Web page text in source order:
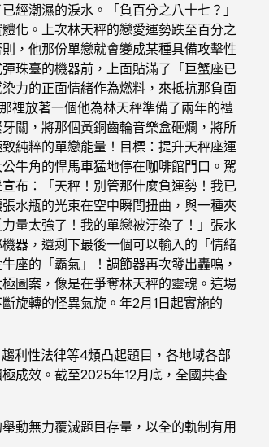
經潮濕的淚水。「負百分之八十七？」
化。上次林天秤的戀愛運勢跌至百分之
，他那份單戀就會變成某種具備攻擊性
珠臺的機器前，上面貼滿了「巨蟹座已
力的正面情緒作為燃料，來抵抗那負面
裡放著一個他為林天秤準備了兩年的禮
關，將那個黃銅齒輪音樂盒砸爛，將所
純粹的單戀能量！目標：提升天秤座運
牛角的悍馬車猛地停在咖啡館門口。駕
布：「天秤！別管那什麼負運勢！我已
水瓶的光束在空中瞬間扭曲，與一種夾
量太強了！我的單戀被汙染了！」張水
器，還剩下最後一個可以輸入的「情緒
座的「霸氣」！調節器再次發出轟鳴，
圖案，像是在爭奪林天秤的靈魂。這場
旋轉的怪異氣旋。年2月1日起實施的
利性法律等4類凸起題目，各地域各部
成效。截至2025年12月底，全國共查
舉動無力覆滅題目存量，以全的軌制有用